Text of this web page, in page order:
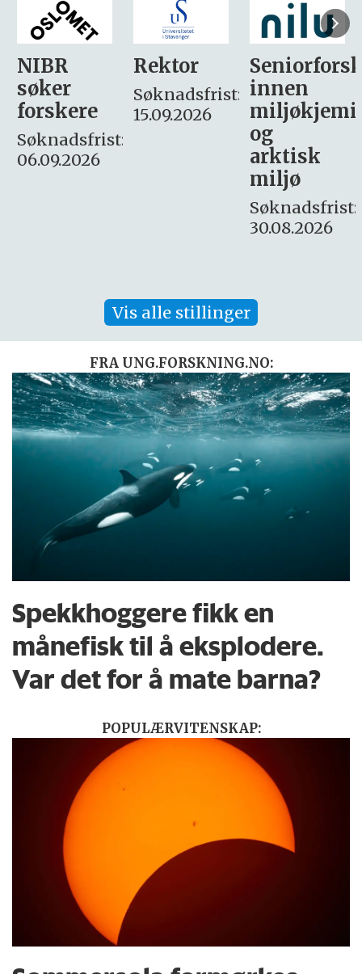
Rektor
Søknadsfrist:
15.09.2026
Seniorforsker
innen
miljøkjemi
søker
– fast
Søknadsfrist:
16. august.
Vis alle stillinger
FRA UNG.FORSKNING.NO:
Spekkhoggere fikk en
månefisk til å eksplodere.
Var det for å mate barna?
POPULÆRVITENSKAP: